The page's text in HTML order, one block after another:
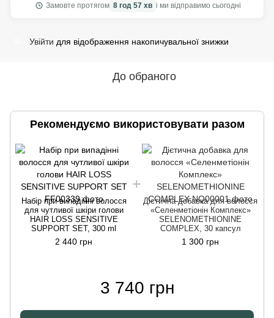
Замовте протягом 8 год 57 хв і ми відправимо сьогодні
Увійти для відображення накопичувальної знижки
До обраного
Рекомендуємо використовувати разом
Набір при випадінні волосся
для чутливої шкіри голови
HAIR LOSS SENSITIVE
SUPPORT SET, 300 ml
2 440 грн
Дієтична добавка для волосся
«Селенметіонін Комплекс»
SELENOMETHIONINE
COMPLEX, 30 капсул
1 300 грн
3 740 грн